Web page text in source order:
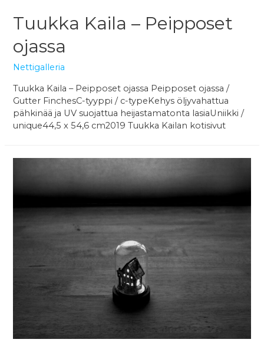
Tuukka Kaila – Peipposet
ojassa
Nettigalleria
Tuukka Kaila – Peipposet ojassa Peipposet ojassa /
Gutter FinchesC-tyyppi / c-typeKehys öljyvahattua
pähkinää ja UV suojattua heijastamatonta lasiaUniikki /
unique44,5 x 54,6 cm2019 Tuukka Kailan kotisivut